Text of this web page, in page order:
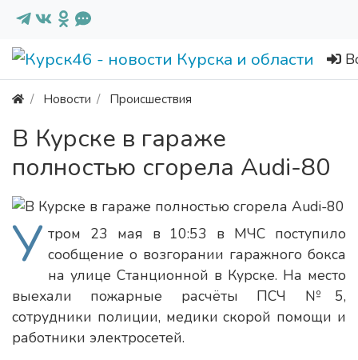
Новости Происшествия
В Курске в гараже
полностью сгорела Audi-80
У тром 23 мая в 10:53 в МЧС поступило
сообщение о возгорании гаражного бокса
на улице Станционной в Курске. На место
выехали пожарные расчёты ПСЧ №5,
сотрудники полиции, медики скорой помощи и
работники электросетей.